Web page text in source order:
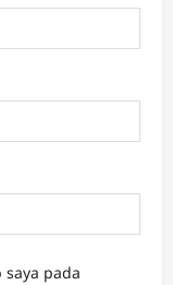
pada